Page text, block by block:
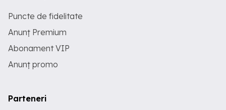
Puncte de fidelitate
Anunț Premium
Abonament VIP
Anunț promo
Parteneri